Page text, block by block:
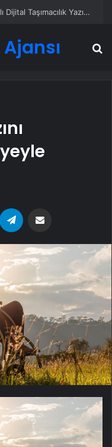
UETDS Nedir ? Uetds.com İle Akıllı Dijital Taşımacılık Yazılımı